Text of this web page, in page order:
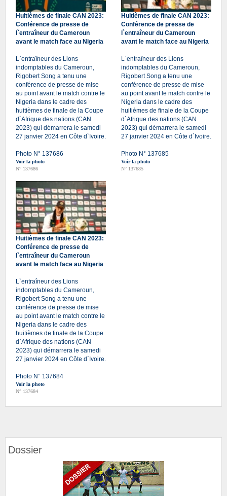
Huitièmes de finale CAN 2023:
Conférence de presse de
l`entraîneur du Cameroun
avant le match face au Nigeria
L`entraîneur des Lions
indomptables du Cameroun,
Rigobert Song a tenu une
conférence de presse de mise
au point avant le match contre le
Nigeria dans le cadre des
huitièmes de finale de la Coupe
d`Afrique des nations (CAN
2023) qui démarrera le samedi
27 janvier 2024 en Côte d`Ivoire.
Photo N° 137686
Voir la photo
N° 137686
Huitièmes de finale CAN 2023:
Conférence de presse de
l`entraîneur du Cameroun
avant le match face au Nigeria
L`entraîneur des Lions
indomptables du Cameroun,
Rigobert Song a tenu une
conférence de presse de mise
au point avant le match contre le
Nigeria dans le cadre des
huitièmes de finale de la Coupe
d`Afrique des nations (CAN
2023) qui démarrera le samedi
27 janvier 2024 en Côte d`Ivoire.
Photo N° 137685
Voir la photo
N° 137685
Huitièmes de finale CAN 2023:
Conférence de presse de
l`entraîneur du Cameroun
avant le match face au Nigeria
L`entraîneur des Lions
indomptables du Cameroun,
Rigobert Song a tenu une
conférence de presse de mise
au point avant le match contre le
Nigeria dans le cadre des
huitièmes de finale de la Coupe
d`Afrique des nations (CAN
2023) qui démarrera le samedi
27 janvier 2024 en Côte d`Ivoire.
Photo N° 137684
Voir la photo
N° 137684
Dossier